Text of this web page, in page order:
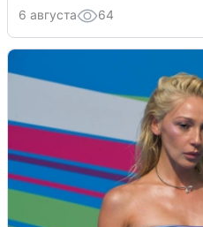
6 августа 64